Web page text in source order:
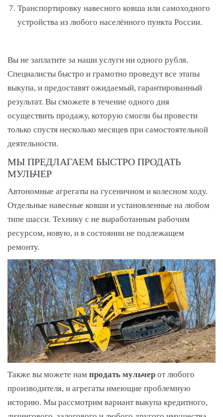
Транспортировку навесного ковша или самоходного
устройства из любого населённого пункта России.
Вы не заплатите за наши услуги ни одного рубля.
Специалисты быстро и грамотно проведут все этапы
выкупа, и предоставят ожидаемый, гарантированный
результат. Вы сможете в течение одного дня
осуществить продажу, которую смогли бы провести
только спустя несколько месяцев при самостоятельной
деятельности.
МЫ ПРЕДЛАГАЕМ БЫСТРО ПРОДАТЬ
МУЛЬЧЕР
Автономные агрегаты на гусеничном и колесном ходу.
Отдельные навесные ковши и установленные на любом
типе шасси. Технику с не выработанным рабочим
ресурсом, новую, и в состоянии не подлежащем
ремонту.
Также вы можете нам продать мульчер от любого
производителя, и агрегаты имеющие проблемную
историю. Мы рассмотрим вариант выкупа кредитного,